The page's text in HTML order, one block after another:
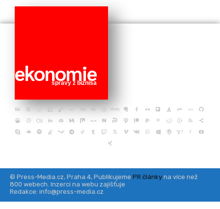
ekonomie
správy z biznisa
© Press-Media.cz, Praha 4, Publikujeme PR články na více než
800 webech. Inzerci na webu zajišťuje
Redakce: info@press-media.cz